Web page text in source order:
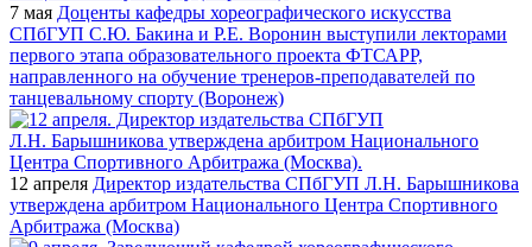
7 мая Доценты кафедры хореографического искусства
СПбГУП С.Ю. Бакина и Р.Е. Воронин выступили лекторами
первого этапа образовательного проекта ФТСАРР,
направленного на обучение тренеров-преподавателей по
танцевальному спорту (Воронеж)
12 апреля Директор издательства СПбГУП Л.Н. Барышникова
утверждена арбитром Национального Центра Спортивного
Арбитража (Москва)